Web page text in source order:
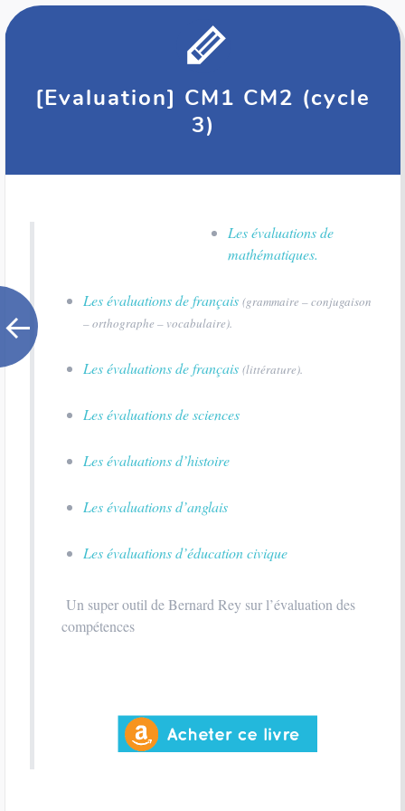
[Evaluation] CM1 CM2 (cycle
3)
Les évaluations de
mathématiques.
Les évaluations de français (grammaire – conjugaison
– orthographe – vocabulaire).
Les évaluations de français (littérature).
Les évaluations de sciences
Les évaluations d’histoire
Les évaluations d’anglais
Les évaluations d’éducation civique
Un super outil de Bernard Rey sur l’évaluation des
compétences